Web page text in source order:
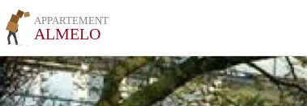
APPARTEMENT
ALMELO